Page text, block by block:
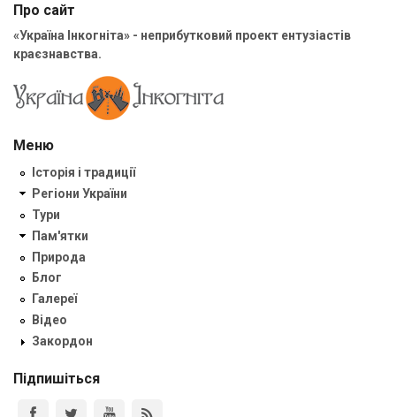
Про сайт
«Україна Інкогніта» - неприбутковий проект ентузіастів
краєзнавства.
Меню
Історія і традиції
Регіони України
Тури
Пам'ятки
Природа
Блог
Галереї
Відео
Закордон
Підпишіться